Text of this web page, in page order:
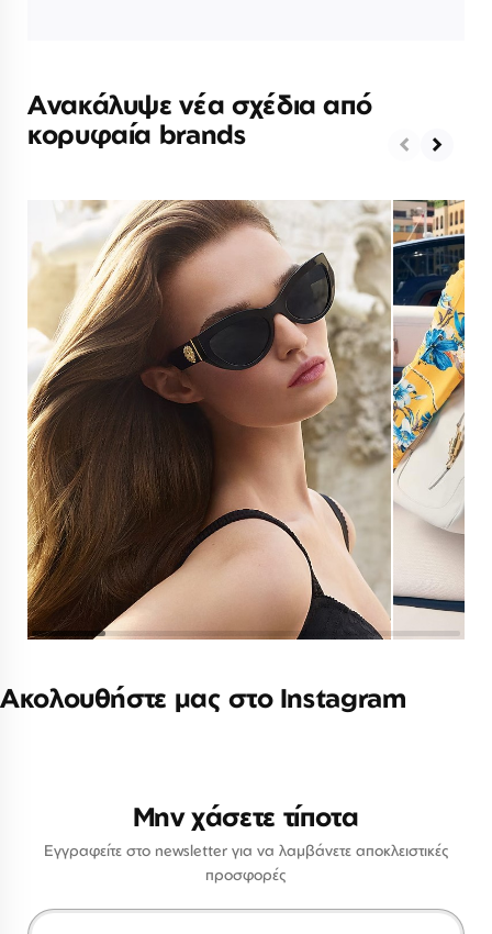
Ανακάλυψε νέα σχέδια από
κορυφαία brands
Ακολουθήστε μας στο Instagram
Μην χάσετε τίποτα
Εγγραφείτε στο newsletter για να λαμβάνετε αποκλειστικές
προσφορές